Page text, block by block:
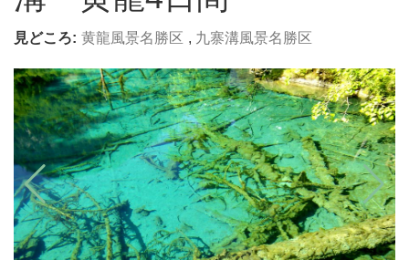
見どころ: 黄龍風景名勝区 , 九寨溝風景名勝区